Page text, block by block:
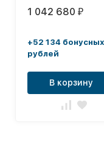
OR-77
1 042 680 ₽
+52 134 бонусных
рублей
В корзину